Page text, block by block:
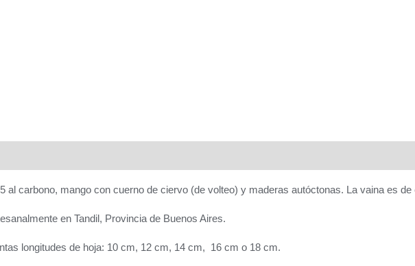
al carbono, mango con cuerno de ciervo (de volteo) y maderas autóctonas. La vaina es
en Tandil, Provincia de Buenos Aires.
longitudes de hoja: 10 cm, 12 cm, 14 cm, 16 cm o 18 cm.